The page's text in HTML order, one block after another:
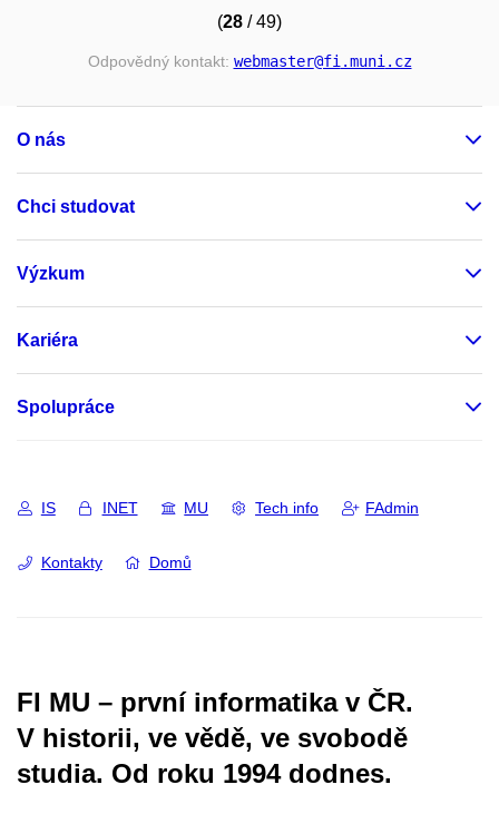
(28 / 49)
Odpovědný kontakt: webmaster@fi.muni.cz
O nás
Chci studovat
Výzkum
Kariéra
Spolupráce
IS INET MU Tech info FAdmin
Kontakty Domů
FI MU – první informatika v ČR.
V historii, ve vědě, ve svobodě
studia. Od roku 1994 dodnes.